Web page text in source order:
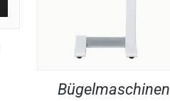
Bügelmaschinen